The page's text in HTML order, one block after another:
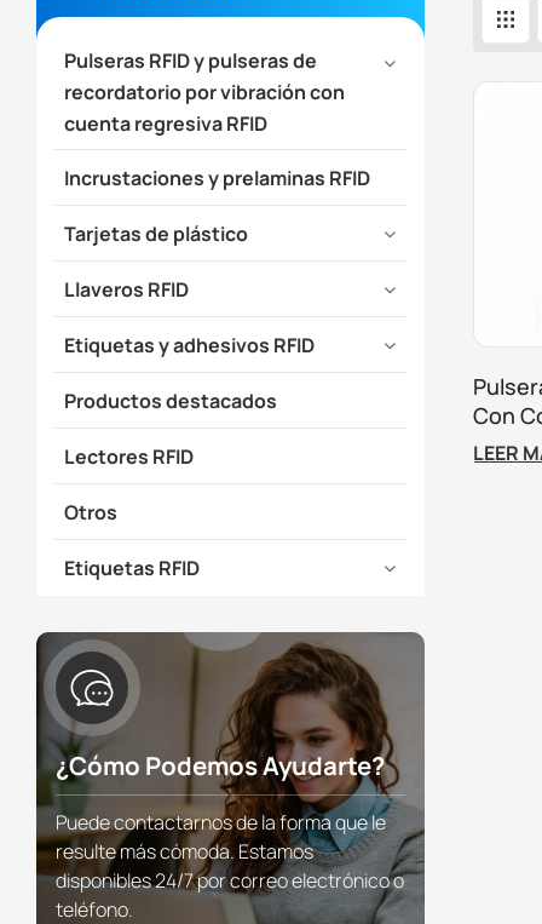
Pulseras RFID y pulseras de
recordatorio por vibración con
cuenta regresiva RFID
Incrustaciones y prelaminas RFID
Tarjetas de plástico
Llaveros RFID
Etiquetas y adhesivos RFID
Productos destacados
Lectores RFID
Otros
Etiquetas RFID
¿Cómo Podemos Ayudarte?
Puede contactarnos de la forma que le
resulte más cómoda. Estamos
disponibles 24/7 por correo electrónico o
teléfono.
Con
LEER